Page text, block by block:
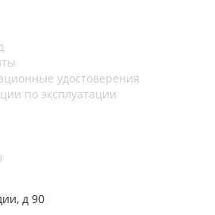
удостоверения
по эксплуатации
д 90